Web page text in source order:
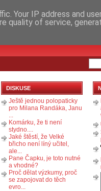
DISKUSE
Ještě jednou polopaticky
pro Milana Randáka, Janu
...
Komárku, že ti není
stydno....
Jaké štěstí, že Velké
břicho není líný učitel,
ale...
Pane Čapku, je toto nutné
a vhodné?
Proč dělat výzkumy, proč
se zapojovat do těch
evro...
Your IP address and
quality of service,